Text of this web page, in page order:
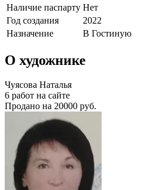
Наличие паспарту Нет
Год создания
2022
Назначение
В Гостиную
О художнике
Чуясова Наталья
6 работ на сайте
Продано на 20000 руб.